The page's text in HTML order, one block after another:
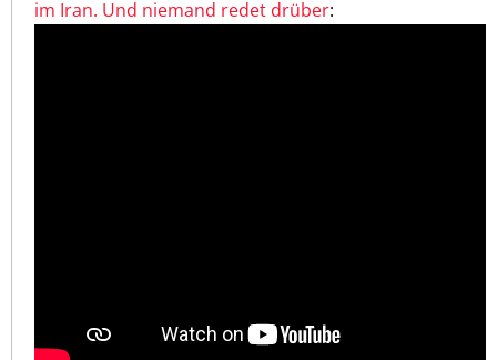
im Iran. Und niemand redet drüber: